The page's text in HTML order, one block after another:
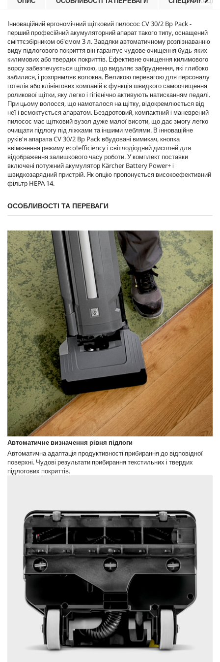
e
Інноваційний ергономічний щітковий пилосос CV 30/2 Bp Pack -
перший професійний акумуляторний апарат такого типу, оснащений
сміттєзбірником об'ємом 3 л. Завдяки автоматичному розпізнаванню
виду підлогового покриття він гарантує чудове очищення будь-яких
килимових або твердих покриттів. Ефективне очищення килимового
ворсу забезпечується щіткою, що видаляє забруднення, які глибоко
забилися, і розпрямляє волокна. Великою перевагою для персоналу
готелів або клінінгових компаній є функція швидкого самоочищення
роликової щітки, яку легко і гігієнічно активують натисканням педалі.
При цьому волосся, що намоталося на щітку, відокремлюється від
неї і всмоктується апаратом. Бездротовий, компактний і маневрений
пилосос має щітковий вузол дуже малої висоти, що дає змогу легко
очищати підлогу під ліжками та іншими меблями. В інноваційне
руків'я апарата CV 30/2 Bp Pack вбудовані вимикач, кнопка
ввімкнення режимуeco!efficiencyі світлодіодний дисплей для
відображення залишкового часу роботи. У комплект поставки
включені потужний акумулятор Kärcher Battery Power+ і
швидкозарядний пристрій. Як опцію пропонується високоефективний
фільтр HEPA 14.
ОСОБЛИВОСТІ ТА ПЕРЕВАГИ
Автоматичне визначення рівня підлоги
Автоматична адаптація продуктивності прибирання до відповідної
поверхні. Чудові результати прибирання текстильних і твердих
підлогових покриттів.